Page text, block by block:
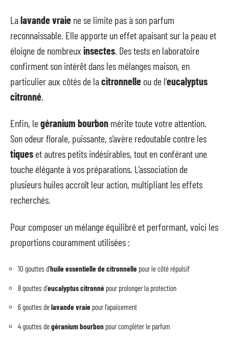
Lalavande vraie ne se limite pas à son parfum
reconnaissable. Elle apporte un effet apaisant sur la peau et
éloigne de nombreux insectes . Des tests en laboratoire
confirment son intérêt dans les mélanges maison, en
particulier aux côtés de lacitronnelle ou de l’eucalyptus
citronné
Enfin, legéranium bourbon mérite toute votre attention.
Son odeur florale, puissante, s’avère redoutable contre les
tiques et autres petits indésirables, tout en conférant une
touche élégante à vos préparations. L’association de
plusieurs huiles accroît leur action, multipliant les effets
recherchés.
Pour composer un mélange équilibré et performant, voici les
proportions couramment utilisées :
10 gouttes d’huile essentielle de citronnelle pour le côté répulsif
8 gouttes d’eucalyptus citronné pour prolonger la protection
6 gouttes delavande vraie pour l’apaisement
4 gouttes degéranium bourbon pour compléter le parfum